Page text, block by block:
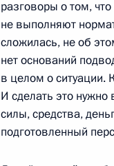
2 августа 2011 года,
2 августа
в Ярославской
2 августа 2011 года,
разговоры о том,
не выполняют
сложилась, не об
нет оснований
в целом о ситуации.
И сделать это
силы, средства,
подготовленный